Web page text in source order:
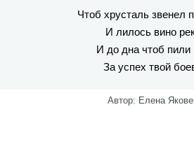
Чтоб хрусталь звенел
И лилось вино
И до дна чтоб пили
За успех твой
Автор: Елена